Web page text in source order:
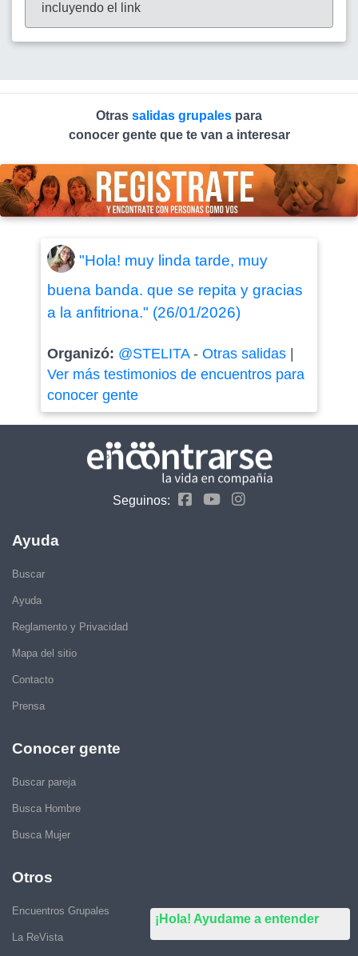
¡Hola! Ayudame a entender
incluyendo el link
Otras salidas grupales para
conocer gente que te van a interesar
"Hola! muy linda tarde, muy
buena banda. que se repita y gracias
a la anfitriona." (26/01/2026)
Organizó: @STELITA- Otras salidas|
Ver más testimonios de encuentros para
conocer gente
Seguinos:
Ayuda
Buscar
Ayuda
Reglamento y Privacidad
Mapa del sitio
Contacto
Prensa
Conocer gente
Buscar pareja
Busca Hombre
Busca Mujer
Otros
Encuentros Grupales
La ReVista